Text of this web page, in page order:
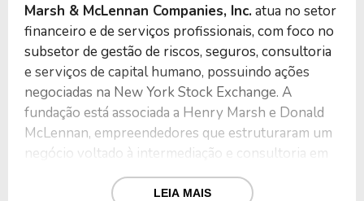
Marsh & McLennan Companies, Inc.atua no setor
financeiro e de serviços profissionais, com foco no
subsetor de gestão de riscos, seguros, consultoria
e serviços de capital humano, possuindo ações
negociadas na New York Stock Exchange. A
fundação está associada a Henry Marsh e Donald
McLennan, empreendedores que estruturaram um
negócio voltado à intermediação e consultoria em
seguros no mercado norte-americano.
LEIA MAIS